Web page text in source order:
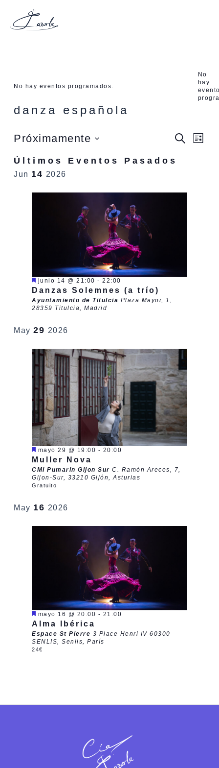
contenido
No
hay
No hay eventos programados.
danza española
de
Buscar
Lista
Próximamente
fecha.
Últimos Eventos Pasados
Jun 14 2026
Destacado
junio 14 @ 21:00 -22:00
Danzas Solemnes (a trío)
Ayuntamiento de Titulcia Plaza Mayor, 1,
28359 Titulcia, Madrid
May29 2026
Destacado
mayo 29 @ 19:00 - 20:00
Muller Nova
CMI Pumarin Gijon SurC. Ramón Areces, 7,
Gijon-Sur, 33210 Gijón, Asturias
Gratuito
May 16 2026
Destacado
mayo 16 @ 20:00 - 21:00
Alma Ibérica
Espace St Pierre 3 Place Henri IV 60300
SENLIS, Senlis, París
24€